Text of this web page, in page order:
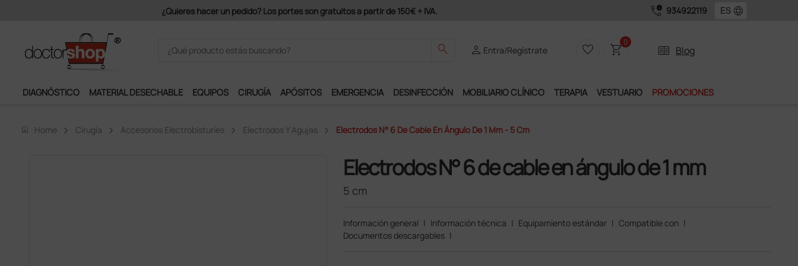
Únete al programa Ds Plus y podrás disfrutar de muchos servicios exclusivos. call_quality 934922119 language
search person Entra/Regístrate favorite_border shopping_cart0
two_pager Blog
DIAGNÓSTICO MATERIAL DESECHABLE EQUIPOS CIRUGÍA APÓSITOS EMERGENCIA DESINFECCIÓN MOBILIARIO CLÍNICO TERAPIA VESTUARIO PROMOCIONES
home Home Cirugía Accesorios Electrobisturíes Electrodos Y Agujas Electrodos N° 6 De Cable En Ángulo De 1 Mm - 5 Cm
Electrodos N° 6 de cable en ángulo de 1 mm
5 cm
Información general | Información técnica | Equipamiento estándar | Compatible con |
Documentos descargables |